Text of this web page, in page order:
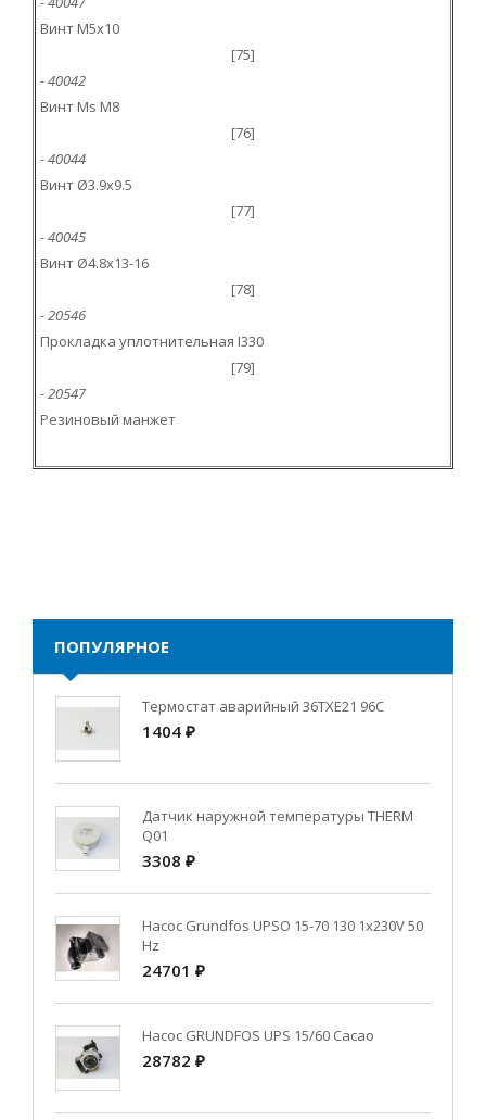
Винт M5x10
[75]
- 40042
Винт Ms M8
[76]
- 40044
Винт Ø3.9x9.5
[77]
- 40045
Винт Ø4.8x13-16
[78]
- 20546
Прокладка уплотнительная I330
[79]
- 20547
Резиновый манжет
ПОПУЛЯРНОЕ
Термостат аварийный 36TXE21 96C
1404 ₽
Датчик наружной температуры THERM
Q01
3308 ₽
Насос Grundfos UPSO 15-70 130 1x230V 50
Hz
24701 ₽
Насос GRUNDFOS UPS 15/60 Cacao
28782 ₽